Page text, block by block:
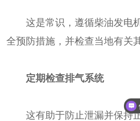
这是常识，遵循柴油发电
全预防措施，并检查当地有关
定期检查排气系统
这有助于防止泄漏并保持